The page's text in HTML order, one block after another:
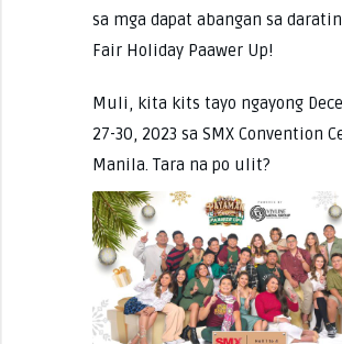
sa mga dapat abangan sa
Fair Holiday Paawer Up!
Muli, kita kits tayo ngayong
27-30, 2023 sa SMX Convention
Manila. Tara na po ulit?